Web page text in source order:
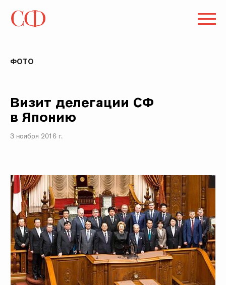
ФОТО
Визит делегации СФ
в Японию
3 ноября 2016 г.